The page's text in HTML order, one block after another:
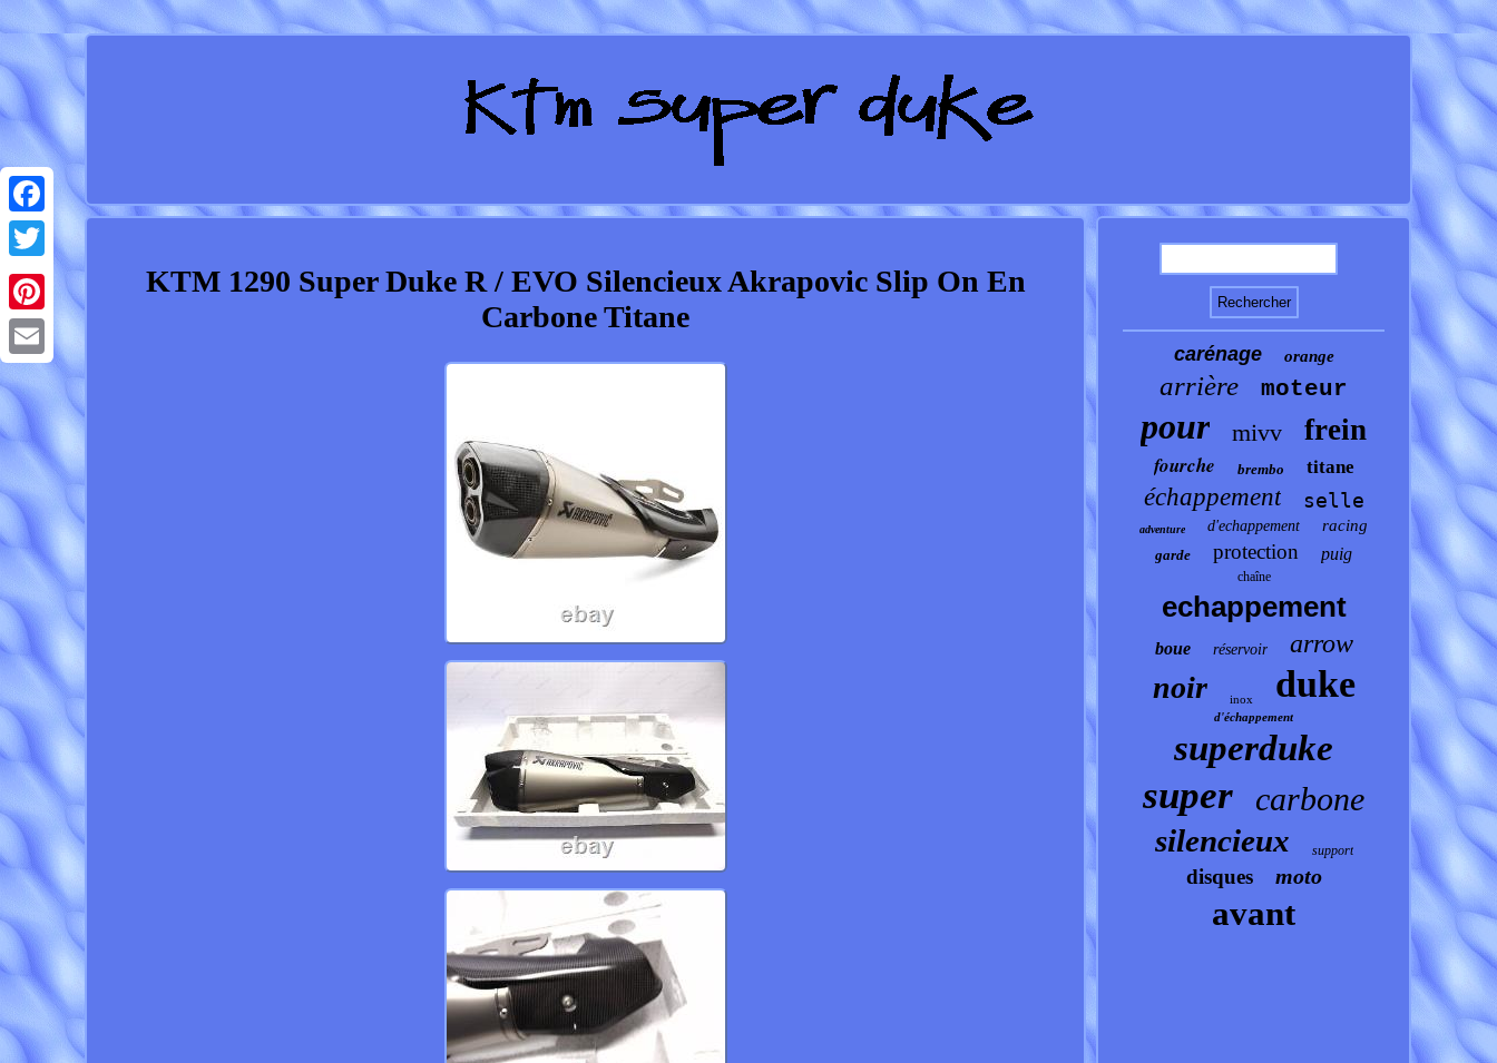
Facebook
Twitter
Pinterest
Email
KTM 1290 Super Duke R / EVO Silencieux Akrapovic Slip On En
Carbone Titane
carénage orange
arrière moteur
pour mivv frein
fourche brembo titane
échappement selle
adventure d'echappement racing
garde protection puig
chaîne
echappement
boue réservoir arrow
noir inox duke
d'échappement
superduke
super carbone
silencieux support
disques moto
avant